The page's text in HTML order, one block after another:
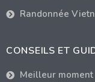
Randonnée
CONSEILS ET
Meilleur